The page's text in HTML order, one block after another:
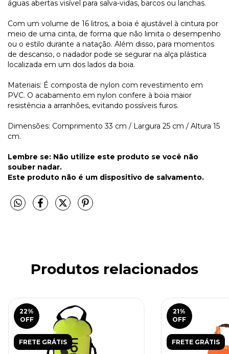
águas abertas visível para salva-vidas, barcos ou lanchas.
Com um volume de 16 litros, a boia é ajustável à cintura por
meio de uma cinta, de forma que não limita o desempenho
ou o estilo durante a natação. Além disso, para momentos
de descanso, o nadador pode se segurar na alça plástica
localizada em um dos lados da boia.
Materiais: É composta de nylon com revestimento em
PVC. O acabamento em nylon confere à boia maior
resistência a arranhões, evitando possíveis furos.
Dimensões: Comprimento 33 cm / Largura 25 cm / Altura 15
cm.
Lembre se: Não utilize este produto se você não
souber nadar.
Este produto não é um dispositivo de salvamento.
Produtos relacionados
22%
OFF
FRETE GRÁTIS
21%
OFF
FRETE GRÁTIS